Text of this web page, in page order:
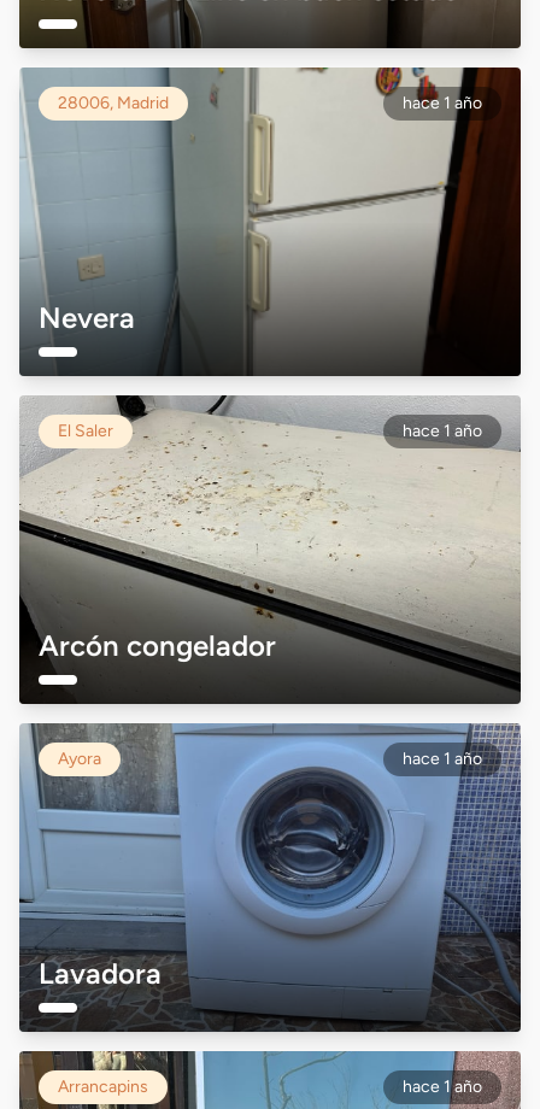
28006, Madrid hace 1 año
Nevera
El Saler hace 1 año
Arcón congelador
Ayora hace 1 año
Lavadora
Arrancapins hace 1 año